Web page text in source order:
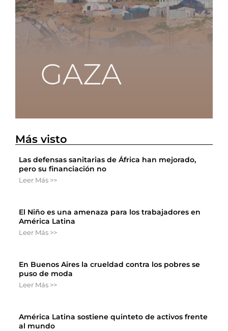
Más visto
Las defensas sanitarias de África han mejorado,
pero su financiación no
Leer Más >>
El Niño es una amenaza para los trabajadores en
América Latina
Leer Más >>
En Buenos Aires la crueldad contra los pobres se
puso de moda
Leer Más >>
América Latina sostiene quinteto de activos frente
al mundo